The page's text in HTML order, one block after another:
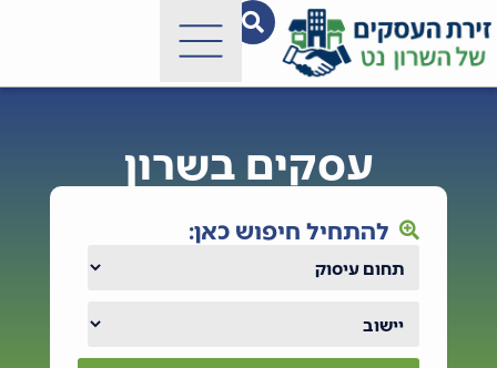
עסקים בשרון
להתחיל חיפוש כאן: